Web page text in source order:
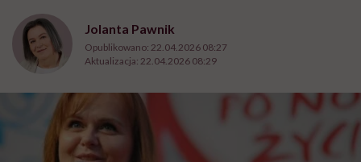
Jolanta Pawnik
Opublikowano: 22.04.2026 08:27
Aktualizacja: 22.04.2026 08:29